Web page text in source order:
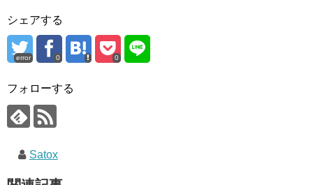
シェアする
error 0 0
フォローする
Satox